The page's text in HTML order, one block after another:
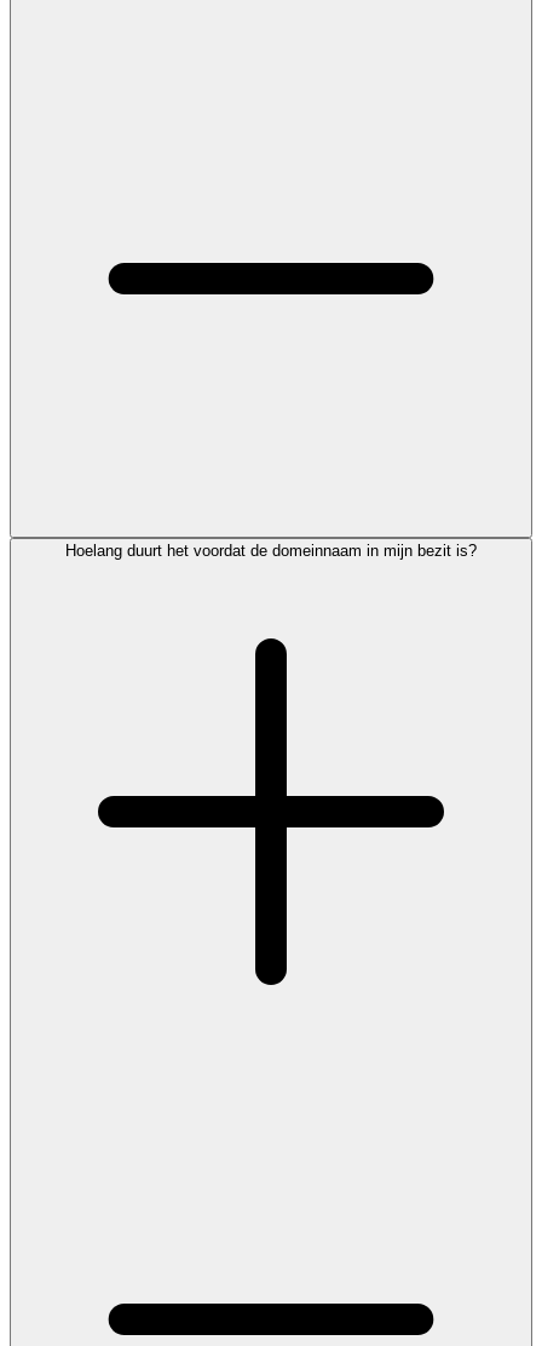
Hoelang duurt het voordat de domeinnaam in mijn bezit is?